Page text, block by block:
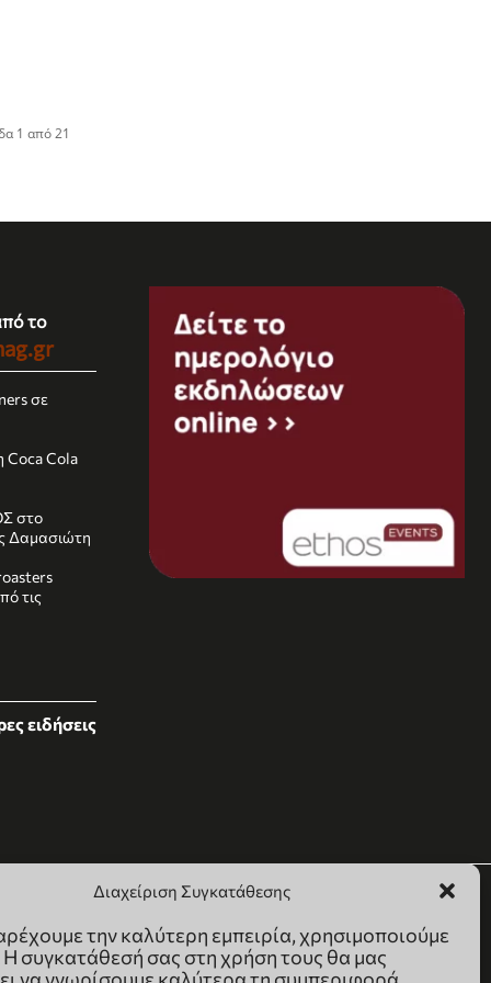
Διαχείριση Συγκατάθεσης
την καλύτερη εμπειρία, χρησιμοποιούμε
συγκατάθεσή σας στη χρήση τους θα μας
1 από 21
το
σε
Coca Cola
στο
Δαμασιώτη
τις
ειδήσεις